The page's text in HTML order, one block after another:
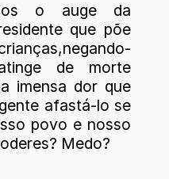
o auge da
que põe
de morte
imensa dor que
afastá-lo se
povo e nosso
Medo?